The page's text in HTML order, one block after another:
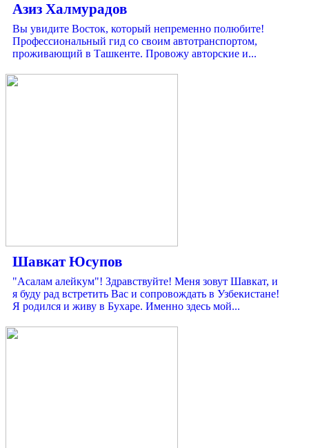
Азиз Халмурадов
Вы увидите Восток, который непременно полюбите!
Профессиональный гид со своим автотранспортом,
проживающий в Ташкенте. Провожу авторские и...
Шавкат Юсупов
"Асалам алейкум"! Здравствуйте! Меня зовут Шавкат, и
я буду рад встретить Вас и сопровождать в Узбекистане!
Я родился и живу в Бухаре. Именно здесь мой...